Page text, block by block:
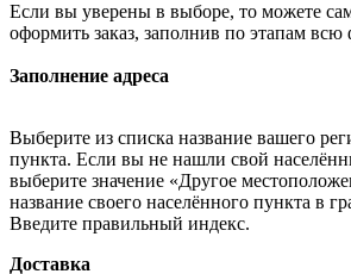
Если вы уверены в выборе, то можете
оформить заказ, заполнив по этапам всю
Заполнение адреса
Выберите из списка название вашего
пункта. Если вы не нашли свой
выберите значение «Другое
название своего населённого пункта в
Введите правильный индекс.
Доставка